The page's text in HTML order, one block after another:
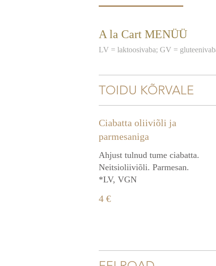
A la Cart MENÜÜ
TOIDU KÕRVALE
Ciabatta oliiviõli ja
parmesaniga
Ahjust tulnud tume ciabatta.
Neitsioliiviõli. Parmesan.
*LV, VGN
4 €